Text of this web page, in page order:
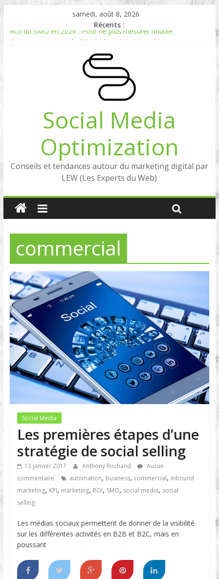
samedi, août 8, 2026
Récents :
ROI du SMO en 2026 : Pour ne plus mesurer l’inutile.
Experts en Social Listening en France : qui sont les références
Reddit, la brique manquante entre Social Intelligence et AIO
Comment votre e-réputation dépend du social listening et des
Social Media
Optimization
Conseils et tendances autour du marketing digital par
LEW (Les Experts du Web)
commercial
Social Media
Les premières étapes d’une
stratégie de social selling
13 janvier 2017 Anthony Rochand
Aucun
commentaire
automation, business, commercial, inbound
marketing, KPI, marketing, ROI, SMO, social media, social
selling
Les médias sociaux permettent de donner de la visibilité
sur les différentes activités en B2B et B2C, mais en
poussant